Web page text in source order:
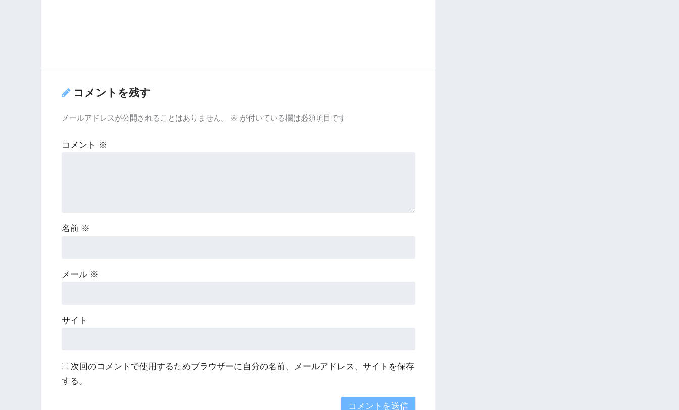
コメントを残す
メールアドレスが公開されることはありません。 ※ が付いている欄は必須項目です
コメント ※
名前 ※
メール ※
サイト
次回のコメントで使用するためブラウザーに自分の名前、メールアドレス、サイトを保存
する。